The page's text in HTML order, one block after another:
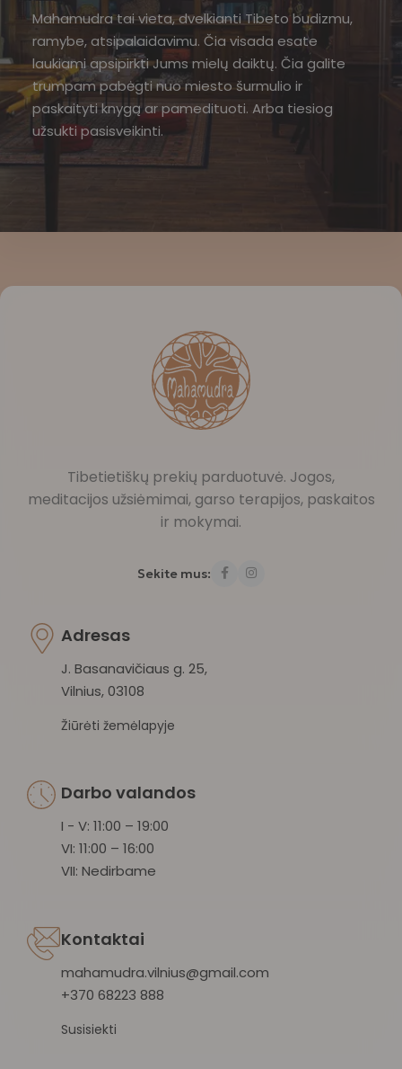
Mahamudra tai vieta, dvelkianti Tibeto budizmu,
ramybe, atsipalaidavimu. Čia visada esate
laukiami apsipirkti Jums mielų daiktų. Čia galite
trumpam pabėgti nuo miesto šurmulio ir
paskaityti knygą ar pamedituoti. Arba tiesiog
užsukti pasisveikinti.
Tibetietiškų prekių parduotuvė. Jogos,
meditacijos užsiėmimai, garso terapijos, paskaitos
ir mokymai.
Sekite mus:
Adresas
J. Basanavičiaus g. 25,
Vilnius, 03108
Žiūrėti žemėlapyje
Darbo valandos
I - V: 11:00 – 19:00
VI: 11:00 – 16:00
VII: Nedirbame
Kontaktai
mahamudra.vilnius@gmail.com
+370 68223 888
Susisiekti